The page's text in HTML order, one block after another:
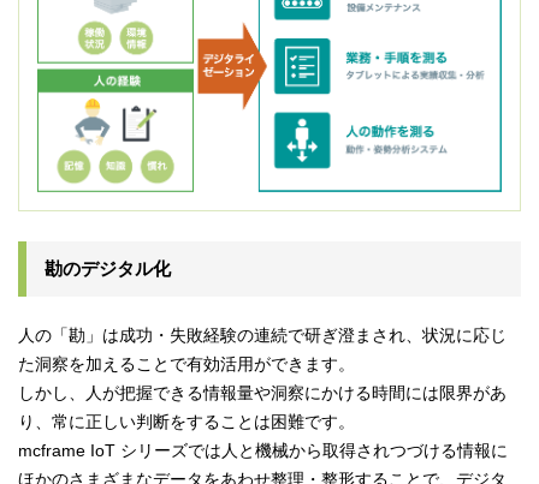
勘のデジタル化
人の「勘」は成功・失敗経験の連続で研ぎ澄まされ、状況に応じ
た洞察を加えることで有効活用ができます。
しかし、人が把握できる情報量や洞察にかける時間には限界があ
り、常に正しい判断をすることは困難です。
mcframe IoT シリーズでは人と機械から取得されつづける情報に
ほかのさまざまなデータをあわせ整理・整形することで、デジタ